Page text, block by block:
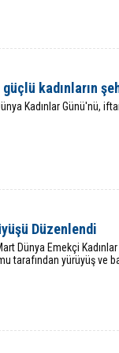
kadınların
Kadınlar Günü'nü,
Düzenlendi
Dünya Emekçi
tarafından yürüyüş ve